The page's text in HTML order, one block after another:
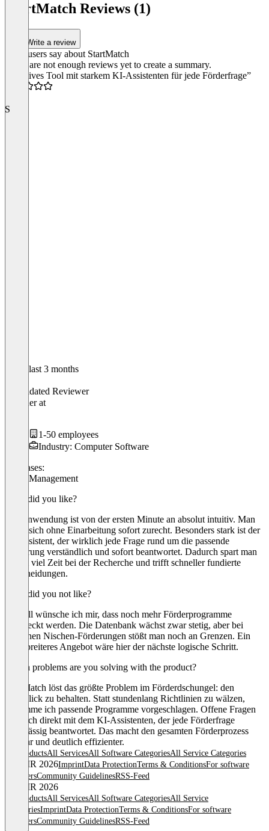
StartMatch Reviews (1)
Write a review
What users say about StartMatch
There are not enough reviews yet to create a summary.
“Intuitives Tool mit starkem KI-Assistenten für jede Förderfrage”
S
In the last 3 months
Validated Reviewer
Gründerat
1-50 employees
Industry: Computer Software
Use cases:
Grant Management
What did you like?
Die Anwendung ist von der ersten Minute an absolut intuitiv. Man
findet sich ohne Einarbeitung sofort zurecht. Besonders stark ist der
KI-Assistent, der wirklich jede Frage rund um die passende
Förderung verständlich und sofort beantwortet. Dadurch spart man
enorm viel Zeit bei der Recherche und trifft schneller fundierte
Entscheidungen.
What did you not like?
Aktuell wünsche ich mir, dass noch mehr Förderprogramme
abgedeckt werden. Die Datenbank wächst zwar stetig, aber bei
einzelnen Nischen-Förderungen stößt man noch an Grenzen. Ein
noch breiteres Angebot wäre hier der nächste logische Schritt.
Which problems are you solving with the product?
StartMatch löst das größte Problem im Förderdschungel: den
Überblick zu behalten. Statt stundenlang Richtlinien zu wälzen,
bekomme ich passende Programme vorgeschlagen. Offene Fragen
kläre ich direkt mit dem KI-Assistenten, der jede Förderfrage
zuverlässig beantwortet. Das macht den gesamten Förderprozess
planbar und deutlich effizienter.
All productsAll ServicesAll Software CategoriesAll Service Categories
© OMR 2026ImprintData ProtectionTerms & ConditionsFor software
providersCommunity GuidelinesRSS-Feed
© OMR 2026
All productsAll ServicesAll Software CategoriesAll Service
CategoriesImprintData ProtectionTerms & ConditionsFor software
providersCommunity GuidelinesRSS-Feed